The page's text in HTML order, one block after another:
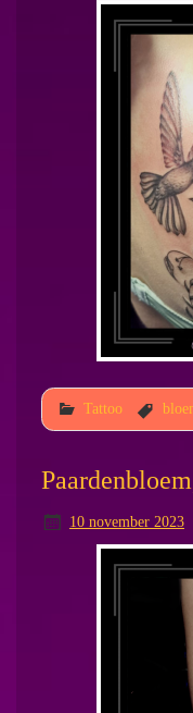
Tattoo
10 november 2023